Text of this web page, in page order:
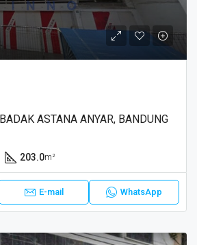
ASTANA ANYAR, BANDUNG
203.0m²
E-mail WhatsApp